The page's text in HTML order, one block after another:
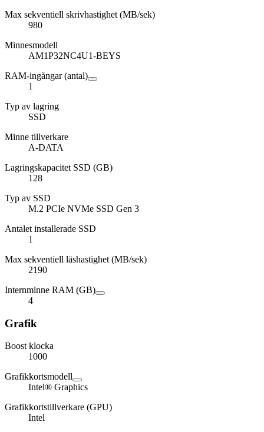
Max sekventiell skrivhastighet (MB/sek)
980
Minnesmodell
AM1P32NC4U1-BEYS
RAM-ingångar (antal)
1
Typ av lagring
SSD
Minne tillverkare
A-DATA
Lagringskapacitet SSD (GB)
128
Typ av SSD
M.2 PCIe NVMe SSD Gen 3
Antalet installerade SSD
1
Max sekventiell läshastighet (MB/sek)
2190
Internminne RAM (GB)
4
Grafik
Boost klocka
1000
Grafikkortsmodell
Intel® Graphics
Grafikkortstillverkare (GPU)
Intel